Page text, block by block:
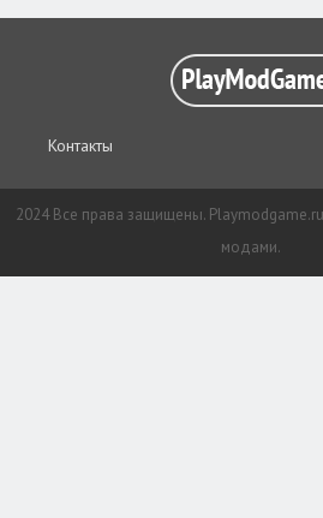
Контакты
2024 Все права защищены.
модами.